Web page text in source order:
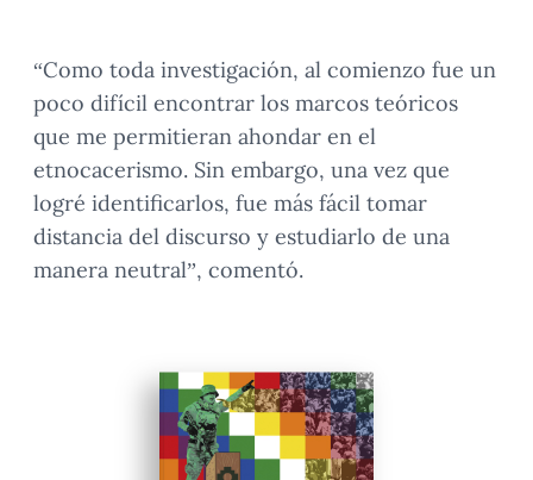
“Como toda investigación, al comienzo fue un
poco difícil encontrar los marcos teóricos
que me permitieran ahondar en el
etnocacerismo. Sin embargo, una vez que
logré identificarlos, fue más fácil tomar
distancia del discurso y estudiarlo de una
manera neutral”, comentó.